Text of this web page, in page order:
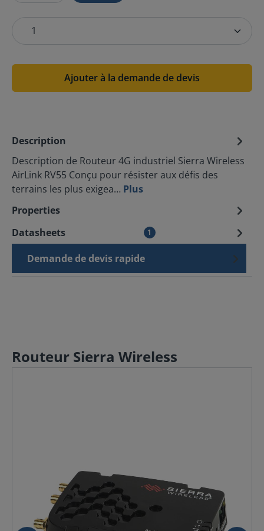
Ajouter à la demande de devis
Description
Description de Routeur 4G industriel Sierra Wireless
AirLink RV55 Conçu pour résister aux défis des
terrains les plus exigea… Plus
Properties
Datasheets
1
Demande de devis rapide
Routeur Sierra Wireless